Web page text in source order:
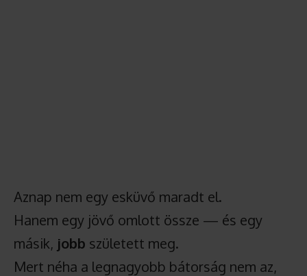
Aznap nem egy esküvő maradt el.
Hanem egy jövő omlott össze — és egy
másik, jobb született meg.
Mert néha a legnagyobb bátorság nem az,